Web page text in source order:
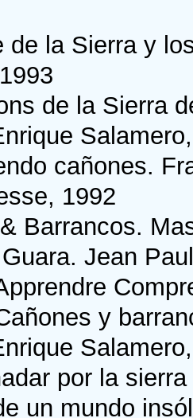
de la Sierra y
de la Sierra
cañones.
1992
Barrancos.
Jean
y
por la
un mundo